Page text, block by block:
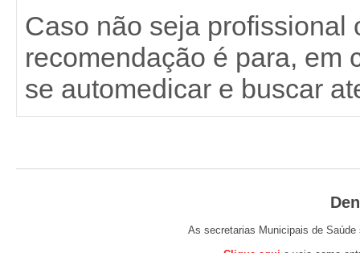
Caso não seja profissional
recomendação é para, em
se automedicar e buscar
As secretarias Municipais de